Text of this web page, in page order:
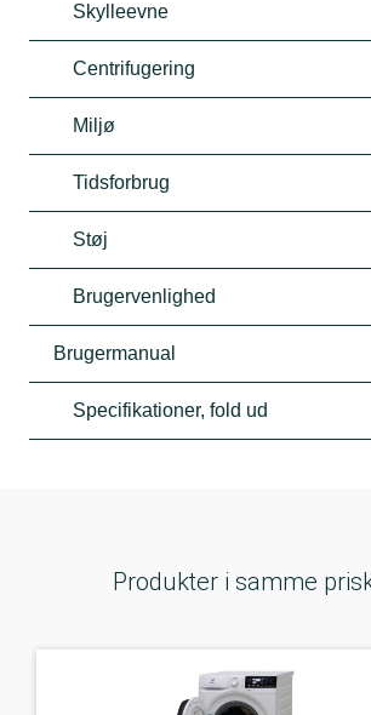
Skylleevne
Centrifugering
Miljø
Tidsforbrug
Støj
Brugervenlighed
Brugermanual
Specifikationer, fold ud
Produkter i samme